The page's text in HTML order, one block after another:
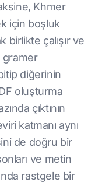
Khmer
için boşluk
birlikte çalışır ve
gramer
diğerinin
oluşturma
çıktının
katmanı aynı
de doğru bir
ve metin
rastgele bir